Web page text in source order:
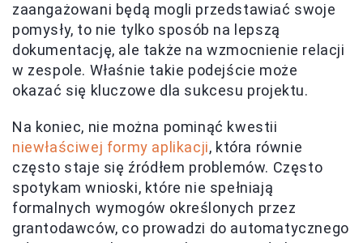
zaangażowani będą mogli przedstawiać swoje
pomysły, to nie tylko sposób na lepszą
dokumentację, ale także na wzmocnienie relacji
w zespole. Właśnie takie podejście może
okazać się kluczowe dla sukcesu projektu.
Na koniec, nie można pominąć kwestii
niewłaściwej formy aplikacji, która równie
często staje się źródłem problemów. Często
spotykam wnioski, które nie spełniają
formalnych wymogów określonych przez
grantodawców, co prowadzi do automatycznego